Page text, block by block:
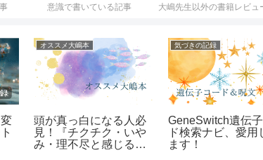
意識で書いている記事
大嶋先生以外の書籍レビュ
オススメ大嶋本
頭が真っ白になる人必
見！『チクチク・いや
み・理不尽と感じる
気づきの記録
GeneSwitch遺伝
ド検索ナビ、愛用
ます！